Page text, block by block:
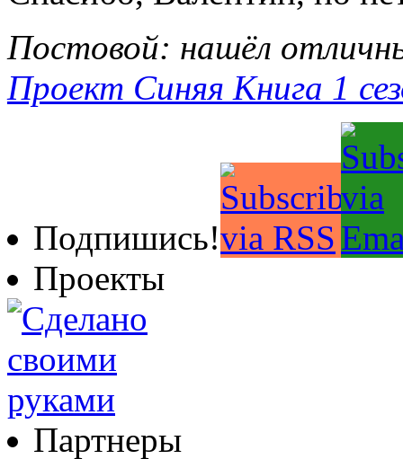
Постовой: нашёл
Проект Синяя Книга 1
Подпишись!
Проекты
Партнеры